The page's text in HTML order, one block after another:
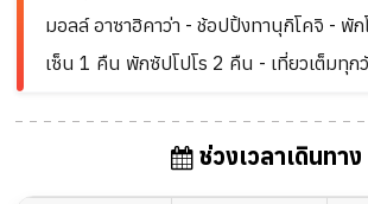
มอลล์ อาซาฮิคาว่า - ช้อปปิ้งทานุกิโคจิ - พั
เซ็น 1 คืน พักซัปโปโร 2 คืน - เที่ยวเต็มทุก
ช่วงเวลาเดินทาง